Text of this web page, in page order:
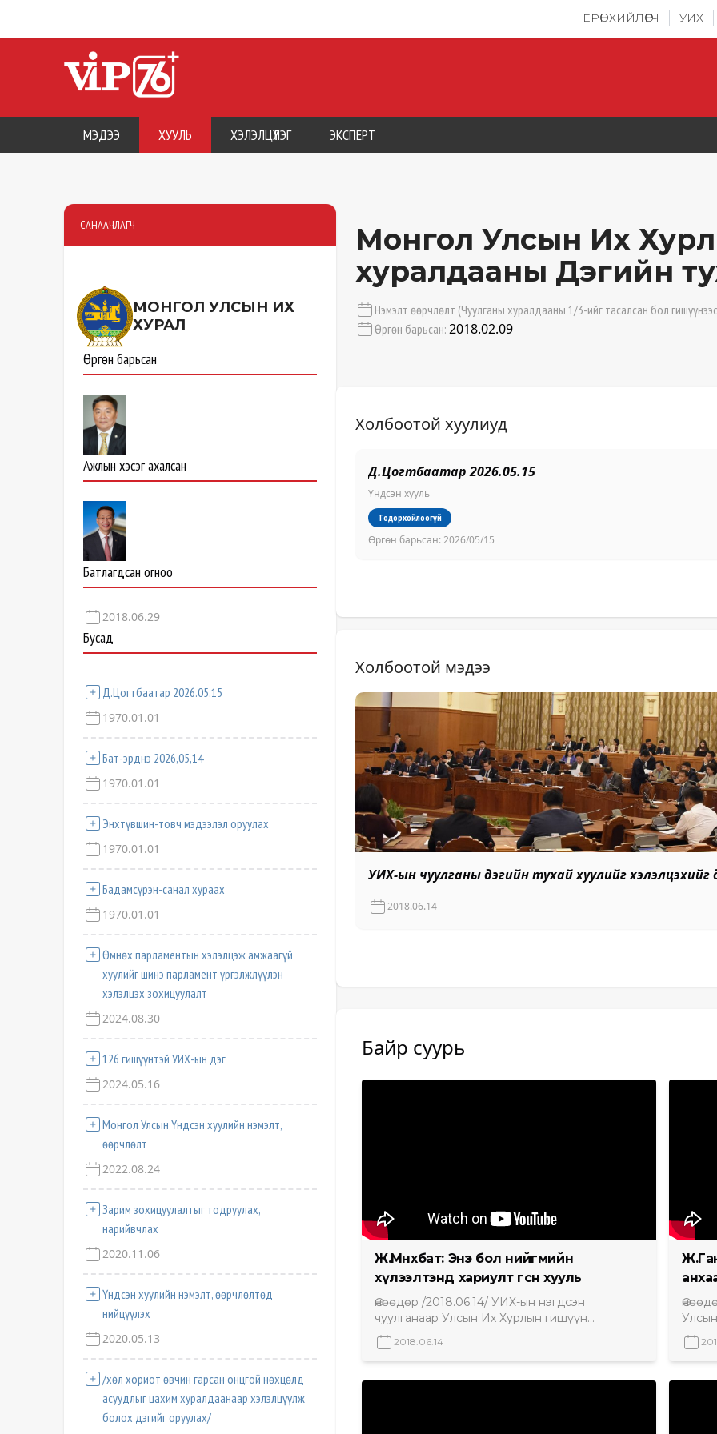
ЕРӨНХИЙЛӨГЧ УИХ
МЭДЭЭ ХУУЛЬ ХЭЛЭЛЦҮҮЛЭГ ЭКСПЕРТ
САНААЧЛАГЧ
МОНГОЛ УЛСЫН ИХ
ХУРАЛ
Өргөн барьсан
Ажлын хэсэг ахалсан
Батлагдсан огноо
2018.06.29
Бусад
Д.Цогтбаатар 2026.05.15
1970.01.01
Бат-эрднэ 2026,05,14
1970.01.01
Энхтүвшин-товч мэдээлэл оруулах
1970.01.01
Бадамсүрэн-санал хураах
1970.01.01
Өмнөх парламентын хэлэлцэж амжаагүй
хуулийг шинэ парламент үргэлжлүүлэн
хэлэлцэх зохицуулалт
2024.08.30
126 гишүүнтэй УИХ-ын дэг
2024.05.16
Монгол Улсын Үндсэн хуулийн нэмэлт,
өөрчлөлт
2022.08.24
Зарим зохицуулалтыг тодруулах,
нарийвчлах
2020.11.06
Үндсэн хуулийн нэмэлт, өөрчлөлтөд
нийцүүлэх
2020.05.13
/хөл хориот өвчин гарсан онцгой нөхцөлд
асуудлыг цахим хуралдаанаар хэлэлцүүлж
болох дэгийг оруулах/
Монгол Улсын Их
хуралдааны Дэгийн
Нэмэлт өөрчлөлт (Чуулганы хуралдааны 1/3-ийг тасалсан бол
Өргөн барьсан: 2018.02.09
Холбоотой хуулиуд
Д.Цогтбаатар 2026.05.15
Үндсэн хууль
Тодорхойлоогүй
Өргөн барьсан: 2026/05/15
Холбоотой мэдээ
УИХ-ын чуулганы дэгийн тухай хуулийг хэлэлцэхийг
2018.06.14
Байр суурь
Ж.Мөнхбат: Энэ бол нийгмийн
хүлээлтэнд хариулт өгсөн хууль
Өнөөдөр /2018.06.14/ УИХ-ын нэгдсэн
чуулганаар Улсын Их Хурлын гишүүн
Д.Хаянхярваагийн санаачилсан Монгол Улсын
Их Хурлын чуулганы хуралдааны дэгийн тухай
хуульд нэмэлт, өөрчлөлт оруулах тухай
хуулийн төсөл болон хамт өргөн мэдүүлсэн
2018.06.14
хамт